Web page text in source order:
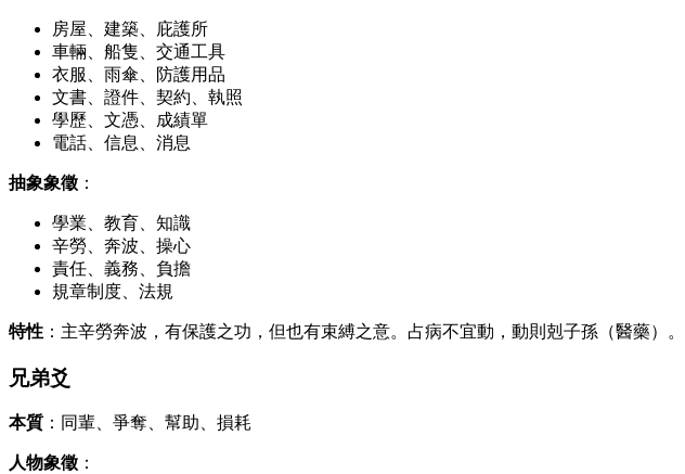
房屋、建築、庇護所
車輛、船隻、交通工具
衣服、雨傘、防護用品
文書、證件、契約、執照
學歷、文憑、成績單
電話、信息、消息
抽象象徵 ：
學業、教育、知識
辛勞、奔波、操心
責任、義務、負擔
規章制度、法規
特性 ：主辛勞奔波，有保護之功，但也有束縛之意。占病不宜動，動則剋子孫（醫藥）。
兄弟爻
本質 ：同輩、爭奪、幫助、損耗
人物象徵 ：